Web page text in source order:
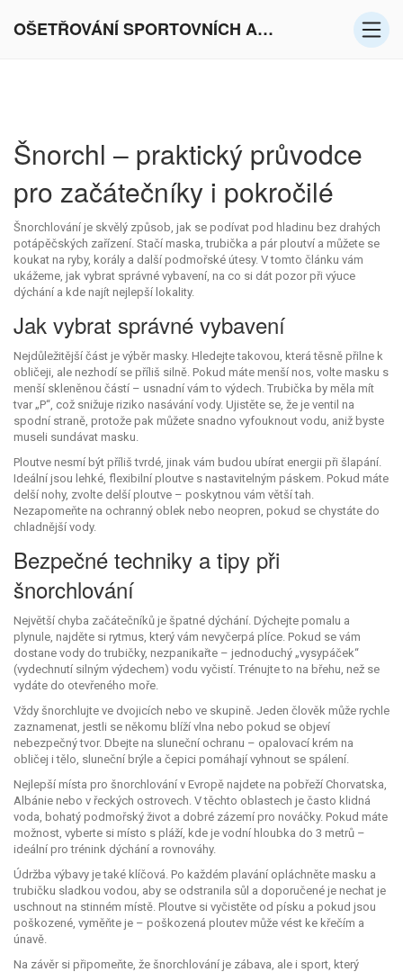
OŠETŘOVÁNÍ SPORTOVNÍCH AKTIVIT V EVROPĚ
Šnorchl – praktický průvodce
pro začátečníky i pokročilé
Šnorchlování je skvělý způsob, jak se podívat pod hladinu bez drahých
potápěčských zařízení. Stačí maska, trubička a pár ploutví a můžete se
koukat na ryby, korály a další podmořské útesy. V tomto článku vám
ukážeme, jak vybrat správné vybavení, na co si dát pozor při výuce
dýchání a kde najít nejlepší lokality.
Jak vybrat správné vybavení
Nejdůležitější část je výběr masky. Hledejte takovou, která těsně přilne k
obličeji, ale nezhodí se příliš silně. Pokud máte menší nos, volte masku s
menší skleněnou částí – usnadní vám to výdech. Trubička by měla mít
tvar „P“, což snižuje riziko nasávání vody. Ujistěte se, že je ventil na
spodní straně, protože pak můžete snadno vyfouknout vodu, aniž byste
museli sundávat masku.
Ploutve nesmí být příliš tvrdé, jinak vám budou ubírat energii při šlapání.
Ideální jsou lehké, flexibilní ploutve s nastavitelným páskem. Pokud máte
delší nohy, zvolte delší ploutve – poskytnou vám větší tah.
Nezapomeňte na ochranný oblek nebo neopren, pokud se chystáte do
chladnější vody.
Bezpečné techniky a tipy při
šnorchlování
Největší chyba začátečníků je špatné dýchání. Dýchejte pomalu a
plynule, najděte si rytmus, který vám nevyčerpá plíce. Pokud se vám
dostane vody do trubičky, nezpanikařte – jednoduchý „vysypáček“
(vydechnutí silným výdechem) vodu vyčistí. Trénujte to na břehu, než se
vydáte do otevřeného moře.
Vždy šnorchlujte ve dvojicích nebo ve skupině. Jeden člověk může rychle
zaznamenat, jestli se někomu blíží vlna nebo pokud se objeví
nebezpečný tvor. Dbejte na sluneční ochranu – opalovací krém na
obličej i tělo, sluneční brýle a čepici pomáhají vyhnout se spálení.
Nejlepší místa pro šnorchlování v Evropě najdete na pobřeží Chorvatska,
Albánie nebo v řeckých ostrovech. V těchto oblastech je často klidná
voda, bohatý podmořský život a dobré zázemí pro nováčky. Pokud máte
možnost, vyberte si místo s pláží, kde je vodní hloubka do 3 metrů –
ideální pro trénink dýchání a rovnováhy.
Údržba výbavy je také klíčová. Po každém plavání opláchněte masku a
trubičku sladkou vodou, aby se odstranila sůl a doporučené je nechat je
uschnout na stinném místě. Ploutve si vyčistěte od písku a pokud jsou
poškozené, vyměňte je – poškozená ploutev může vést ke křečím a
únavě.
Na závěr si připomeňte, že šnorchlování je zábava, ale i sport, který